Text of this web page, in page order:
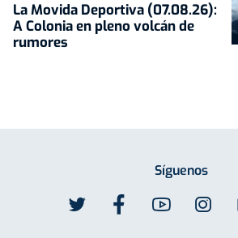
La Movida Deportiva (07.08.26):
A Colonia en pleno volcán de
rumores
Síguenos